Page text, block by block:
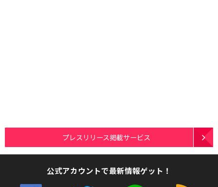
プレスリリース掲載サービス
公式アカウントで最新情報ゲット！